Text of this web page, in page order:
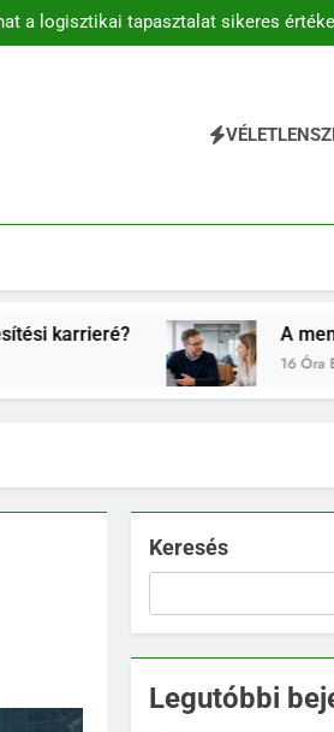
a logisztikai tapasztalat sikeres
az új munkavállalók sikeres
a logisztikai tapasztalat sikeres
az új munkavállalók sikeres
A mentor kulcsszerepe
16 Óra Ezelőtt
Keresés
Legutóbbi